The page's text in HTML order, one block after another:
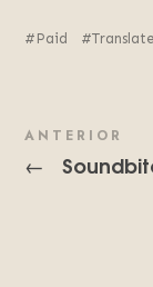
Paid
ANTERIOR
←